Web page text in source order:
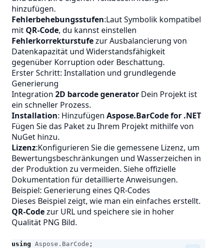
hinzufügen.
Fehlerbehebungsstufen:Laut Symbolik kompatibel
mit QR‑Code, du kannst einstellen
Fehlerkorrekturstufezur Ausbalancierung von
Datenkapazität und Widerstandsfähigkeit
gegenüber Korruption oder Beschattung.
Erster Schritt: Installation und grundlegende
Generierung
Integration 2D barcode generator Dein Projekt ist
ein schneller Prozess.
Installation: Hinzufügen Aspose.BarCode for .NET
Fügen Sie das Paket zu Ihrem Projekt mithilfe von
NuGet hinzu.
Lizenz:Konfigurieren Sie die gemessene Lizenz, um
Bewertungsbeschränkungen und Wasserzeichen in
der Produktion zu vermeiden. Sieheoffizielle
Dokumentation für detaillierte Anweisungen.
Beispiel: Generierung eines QR‑Codes
Dieses Beispiel zeigt, wie man ein einfaches erstellt.
QR‑Codezur URL und speichere sie in hoher
Qualität PNG Bild.
using Aspose.BarCode ;